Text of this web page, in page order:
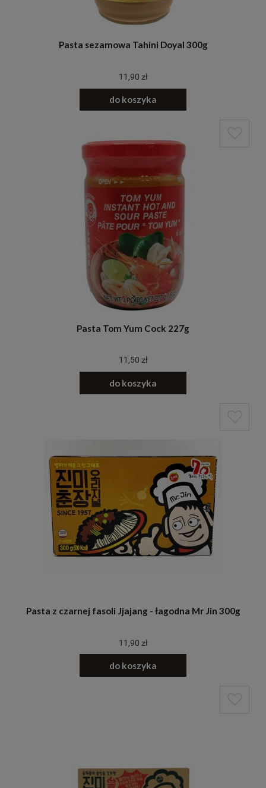
Pasta sezamowa Tahini Doyal 300g
11,90 zł
do koszyka
Pasta Tom Yum Cock 227g
11,50 zł
do koszyka
Pasta z czarnej fasoli Jjajang - łagodna Mr Jin 300g
11,90 zł
do koszyka